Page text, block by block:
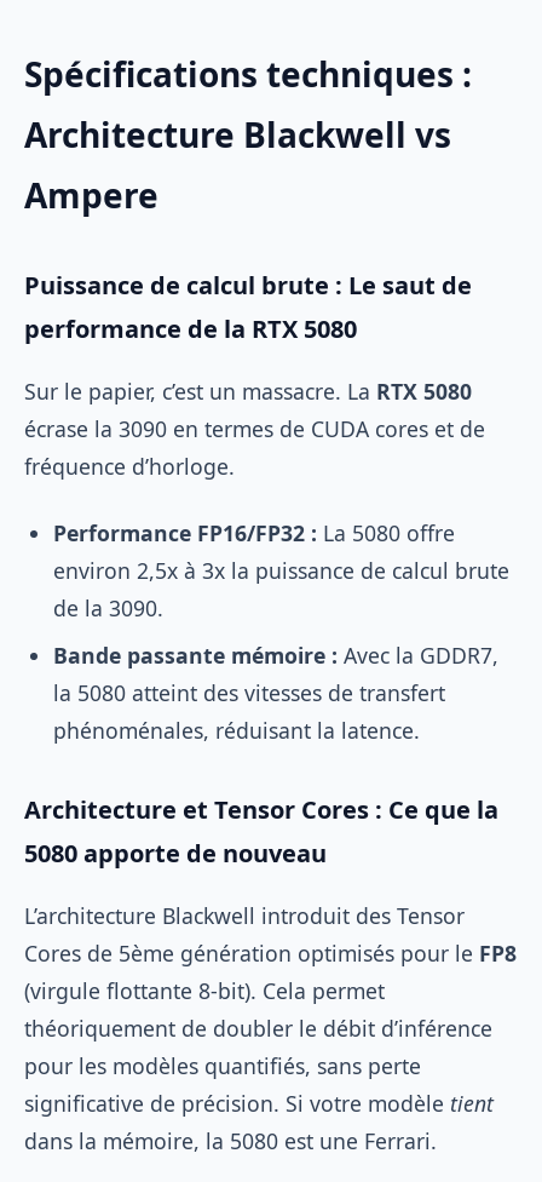
Spécifications techniques :
Architecture Blackwell vs
Ampere
Puissance de calcul brute : Le saut de
performance de la RTX 5080
Sur le papier, c’est un massacre. La RTX 5080
écrase la 3090 en termes de CUDA cores et de
fréquence d’horloge.
Performance FP16/FP32 : La 5080 offre
environ 2,5x à 3x la puissance de calcul brute
de la 3090.
Bande passante mémoire : Avec la GDDR7,
la 5080 atteint des vitesses de transfert
phénoménales, réduisant la latence.
Architecture et Tensor Cores : Ce que la
5080 apporte de nouveau
L’architecture Blackwell introduit des Tensor
Cores de 5ème génération optimisés pour le FP8
(virgule flottante 8-bit). Cela permet
théoriquement de doubler le débit d’inférence
pour les modèles quantifiés, sans perte
significative de précision. Si votre modèle tient
dans la mémoire, la 5080 est une Ferrari.